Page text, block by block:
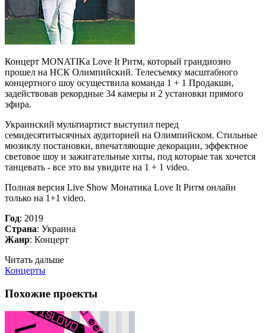
Концерт MONATIKа Love It Ритм, который грандиозно
прошел на НСК Олимпийский. Телесъемку масштабного
концертного шоу осуществила команда 1 + 1 Продакшн,
задействовав рекордные 34 камеры и 2 установки прямого
эфира.
Украинский мультиартист выступил перед
семидесятитысячных аудиторией на Олимпийском. Стильные
мюзиклу постановки, впечатляющие декорации, эффектное
световое шоу и зажигательные хиты, под которые так хочется
танцевать - все это вы увидите на 1 + 1 video.
Полная версия Live Show Монатика Love It Ритм онлайн
только на 1+1 video.
Год: 2019
Страна: Украина
Жанр: Концерт
Читать дальше
Концерты
Похожие проекты